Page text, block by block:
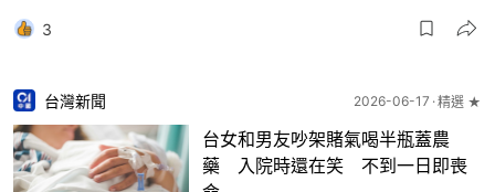
3
台灣新聞 2026-06-17 精選 ★
台女和男友吵架賭氣喝半瓶蓋農
藥 入院時還在笑 不到一日即喪